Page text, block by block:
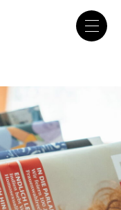
navigazione